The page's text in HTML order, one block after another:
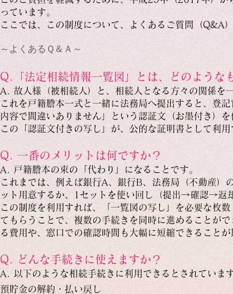
っています。
ここでは、この制度について、よくあるご質問（Q&A
～よくあるＱ＆Ａ～
Q.「法定相続情報一覧図」とは、どのような
A. 故人様（被相続人）と、相続人となる方々の関係を
これを戸籍謄本一式と一緒に法務局へ提出すると、登
内容で間違いありません」という認証文（お墨付き）
この「認証文付きの写し」が、公的な証明書として利用
Q. 一番のメリットは何ですか？
A. 戸籍謄本の束の「代わり」になることです。
これまでは、例えば銀行A、銀行B、法務局（不動産）
ット用意するか、1セットを使い回し（提出→確認→返
この制度を利用すれば、「一覧図の写し」を必要な枚
てもらうことで、複数の手続きを同時に進めることが
る費用や、窓口での確認時間も大幅に短縮できることが
Q. どんな手続きに使えますか？
A. 以下のような相続手続きに利用できるとされています
預貯金の解約・払い戻し